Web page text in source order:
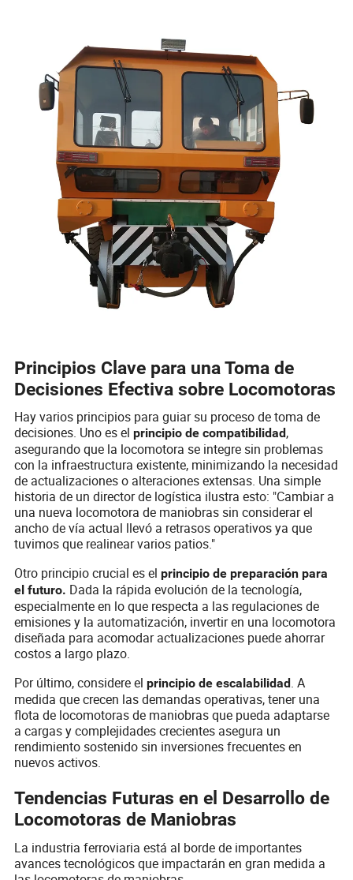
Principios Clave para una Toma de
Decisiones Efectiva sobre Locomotoras
Hay varios principios para guiar su proceso de toma de
decisiones. Uno es elprincipio de compatibilidad,
asegurando que la locomotora se integre sin problemas
con la infraestructura existente, minimizando la necesidad
de actualizaciones o alteraciones extensas. Una simple
historia de un director de logística ilustra esto: "Cambiar a
una nueva locomotora de maniobras sin considerar el
ancho de vía actual llevó a retrasos operativos ya que
tuvimos que realinear varios patios."
Otro principio crucial es elprincipio de preparación para
el futuro. Dada la rápida evolución de la tecnología,
especialmente en lo que respecta a las regulaciones de
emisiones y la automatización, invertir en una locomotora
diseñada para acomodar actualizaciones puede ahorrar
costos a largo plazo.
Por último, considere elprincipio de escalabilidad. A
medida que crecen las demandas operativas, tener una
flota de locomotoras de maniobras que pueda adaptarse
a cargas y complejidades crecientes asegura un
rendimiento sostenido sin inversiones frecuentes en
nuevos activos.
Tendencias Futuras en el Desarrollo de
Locomotoras de Maniobras
La industria ferroviaria está al borde de importantes
avances tecnológicos que impactarán en gran medida a